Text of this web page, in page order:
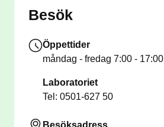
Besök
Öppettider
måndag - fredag 7:00 - 17:00
Laboratoriet
Tel: 0501-627 50